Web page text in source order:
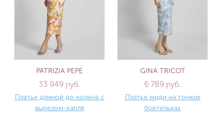
PATRIZIA PEPE
33 949 руб.
Платье длиной до колена с
вырезом-капля
GINA TRICOT
6 789 руб.
Платье миди на тонких
бретельках